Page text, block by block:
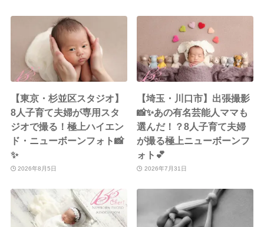
【東京・杉並区スタジオ】
8人子育て夫婦が専用スタ
ジオで撮る！極上ハイエン
ド・ニューボーンフォト📸
✨
2026年8月5日
【埼玉・川口市】出張撮影
📸✨あの有名芸能人ママも
選んだ！？8人子育て夫婦
が撮る極上ニューボーンフ
ォト💕
2026年7月31日